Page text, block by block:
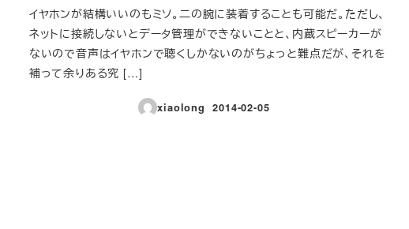
イヤホンが結構いいのもミソ。二の腕に装着することも可能だ。ただし、
ネットに接続しないとデータ管理ができないことと、内蔵スピーカーが
ないので音声はイヤホンで聴くしかないのがちょっと難点だが、それを
補って余りある究 […]
xiaolong
投稿日
2014-02-05